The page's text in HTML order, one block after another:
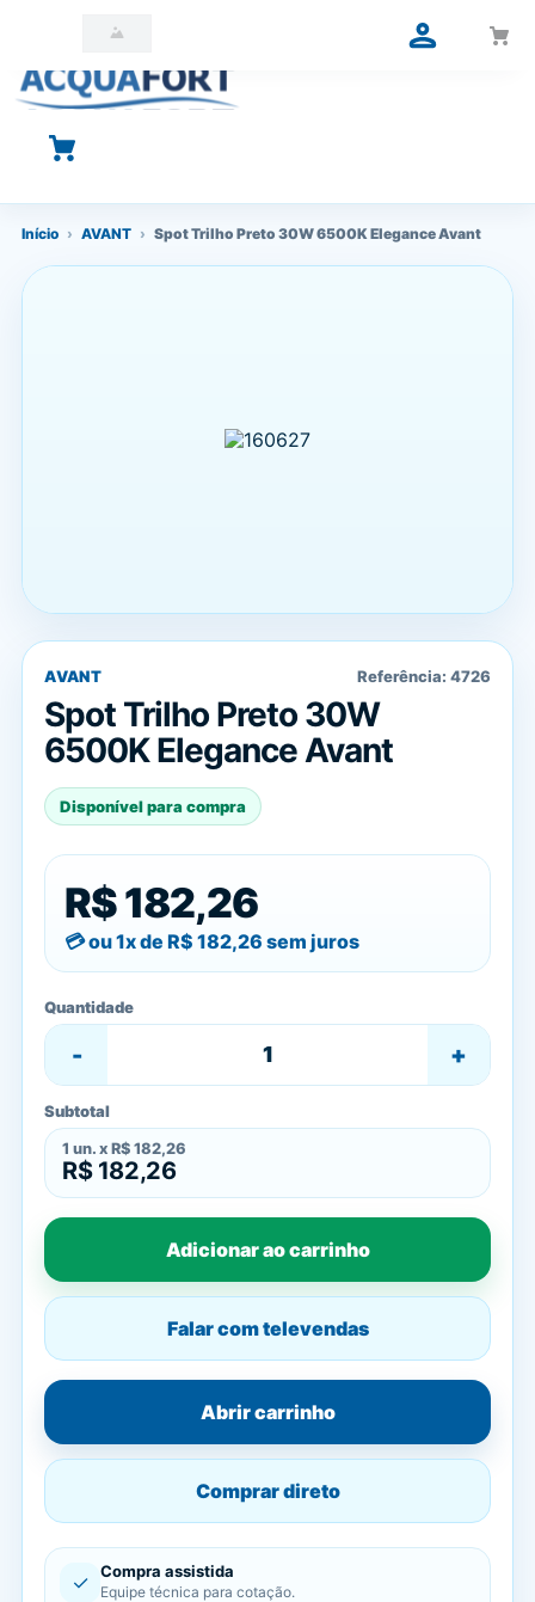
O que você está procurando?
Início › AVANT › Spot Trilho Preto 30W 6500K Elegance Avant
AVANT Referência: 4726
Spot Trilho Preto 30W
6500K Elegance Avant
Disponível para compra
R$ 182,26
ou 1x de R$ 182,26 sem juros
Quantidade
- +
Subtotal
1 un. x R$ 182,26
R$ 182,26
Adicionar ao carrinho
Falar com televendas
Abrir carrinho
Comprar direto
✓ Compra assistida
Equipe técnica para cotação.